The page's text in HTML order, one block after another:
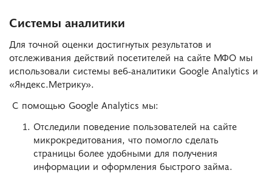
Системы аналитики
Для точной оценки достигнутых результатов и
отслеживания действий посетителей на сайте МФО мы
использовали системы веб-аналитики Google Analytics и
«Яндекс.Метрику».
С помощью Google Analytics мы:
Отследили поведение пользователей на сайте
микрокредитования, что помогло сделать
страницы более удобными для получения
информации и оформления быстрого займа.